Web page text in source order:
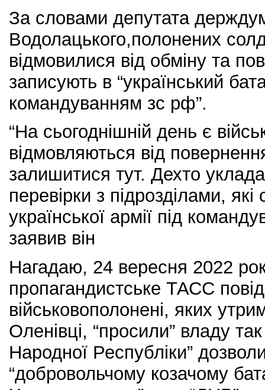
За словами депутата
Водолацького,полонених
відмовилися від обміну та
записують в “український
командуванням зс рф”.
“На сьогоднішній день є
відмовляються від
залишитися тут. Дехто
перевірки з підрозділами,
української армії під
заявив він
Нагадаю, 24 вересня 2022
пропагандистське ТАСС
військовополонені, яких
Оленівці, “просили” владу
Народної Республіки”
“добровольчому козачому